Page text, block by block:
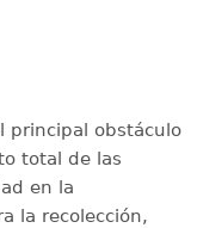
principal obstáculo
total de las
en la
la recolección,